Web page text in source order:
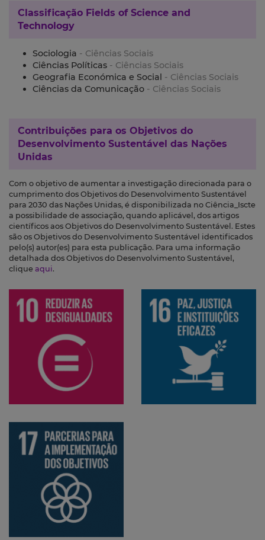
Classificação Fields of Science and
Technology
Sociologia - Ciências Sociais
Ciências Políticas - Ciências Sociais
Geografia Económica e Social - Ciências Sociais
Ciências da Comunicação - Ciências Sociais
Contribuições para os Objetivos do
Desenvolvimento Sustentável das Nações
Unidas
Com o objetivo de aumentar a investigação direcionada para o
cumprimento dos Objetivos do Desenvolvimento Sustentável
para 2030 das Nações Unidas, é disponibilizada no Ciência_Iscte
a possibilidade de associação, quando aplicável, dos artigos
científicos aos Objetivos do Desenvolvimento Sustentável. Estes
são os Objetivos do Desenvolvimento Sustentável identificados
pelo(s) autor(es) para esta publicação. Para uma informação
detalhada dos Objetivos do Desenvolvimento Sustentável,
clique aqui.